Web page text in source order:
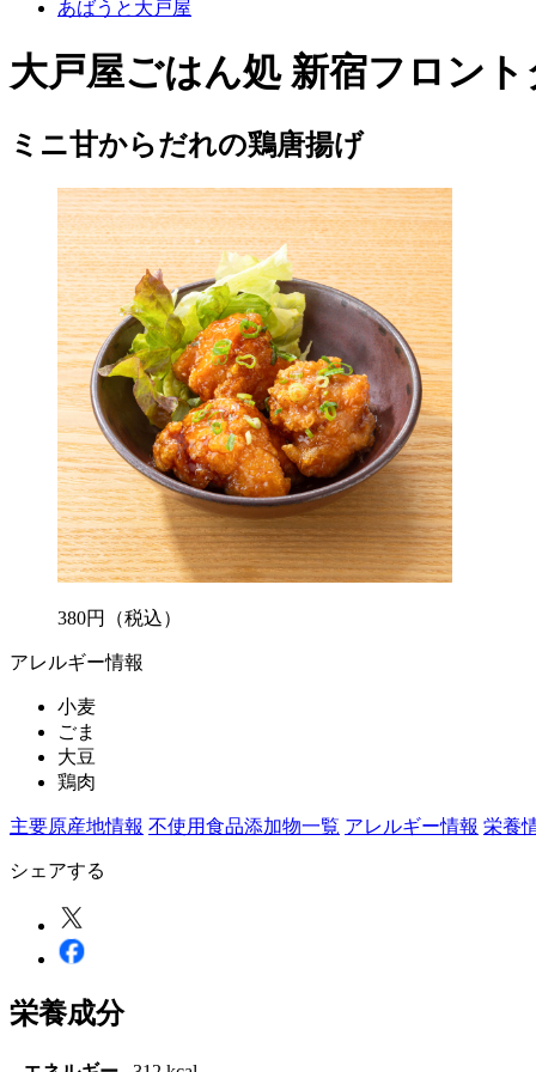
あばうと大戸屋
大戸屋ごはん処 新宿フロン
ミニ甘からだれの鶏唐揚げ
380円 （税込）
アレルギー情報
小麦
ごま
大豆
鶏肉
主要原産地情報 不使用食品添加物一覧 アレルギー情報 栄養
シェアする
栄養成分